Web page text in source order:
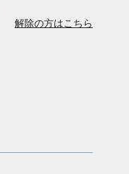
解除の方はこちら